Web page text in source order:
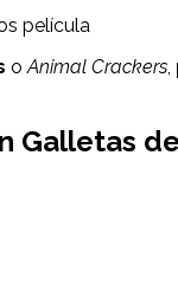
o Animal Crackers
Galletas